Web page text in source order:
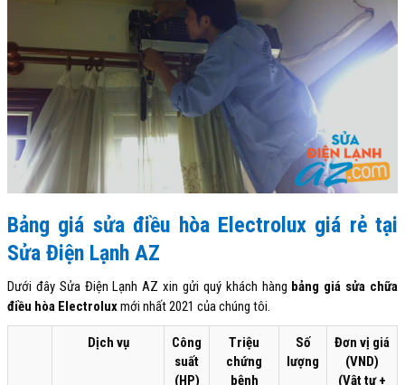
Bảng giá sửa điều hòa Electrolux giá rẻ tại
Sửa Điện Lạnh AZ
Dưới đây Sửa Điện Lạnh AZ xin gửi quý khách hàng bảng giá sửa chữa
điều hòa Electroluxmới nhất 2021 của chúng tôi.
Dịch vụ
Công
suất
(HP)
Triệu
chứng
bệnh
Số
lượng
Đơn vị giá
(VND)
(Vật tư +